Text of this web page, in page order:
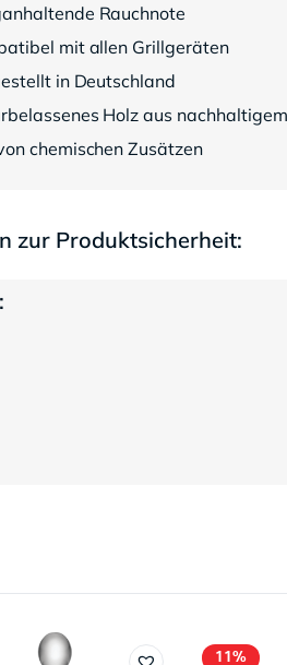
Rauchnote
mit allen Grillgeräten
in Deutschland
Holz aus
chemischen Zusätzen
zur Produktsicherheit:
11%